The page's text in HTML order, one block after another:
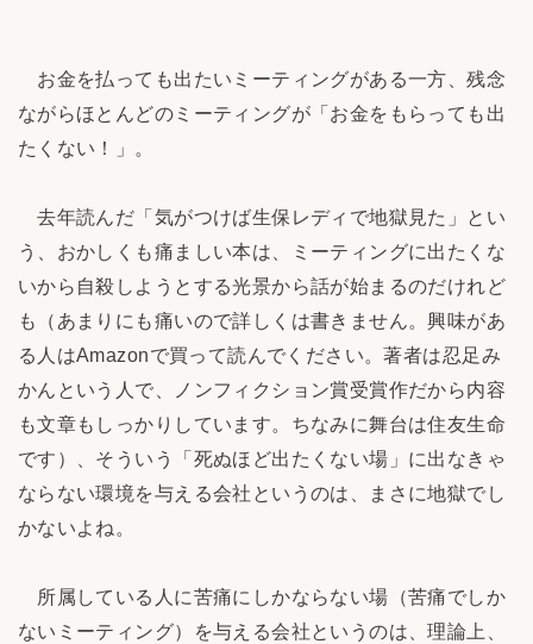
お金を払っても出たいミーティングがある一方、残念
ながらほとんどのミーティングが「お金をもらっても出
たくない！」。
去年読んだ「気がつけば生保レディで地獄見た」とい
う、おかしくも痛ましい本は、ミーティングに出たくな
いから自殺しようとする光景から話が始まるのだけれど
も（あまりにも痛いので詳しくは書きません。興味があ
る人はAmazonで買って読んでください。著者は忍足み
かんという人で、ノンフィクション賞受賞作だから内容
も文章もしっかりしています。ちなみに舞台は住友生命
です）、そういう「死ぬほど出たくない場」に出なきゃ
ならない環境を与える会社というのは、まさに地獄でし
かないよね。
所属している人に苦痛にしかならない場（苦痛でしか
ないミーティング）を与える会社というのは、理論上、